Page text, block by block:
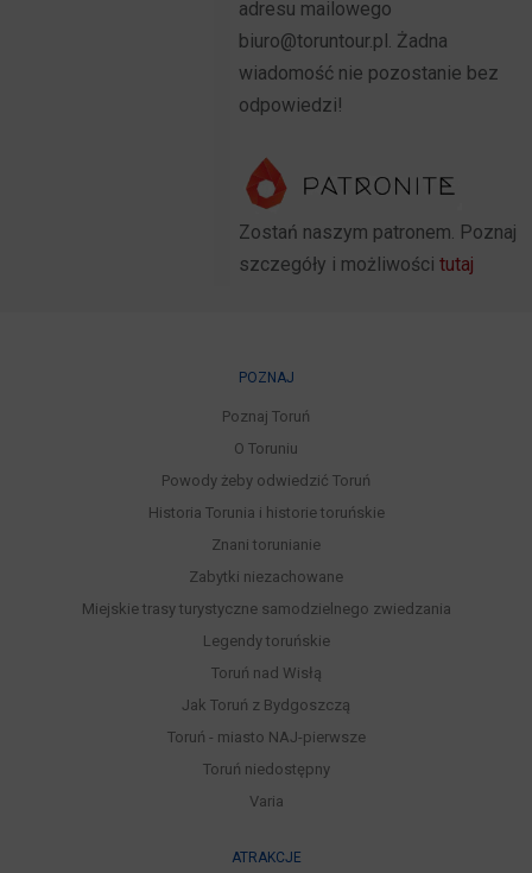
adresu mailowego
biuro@toruntour.pl. Żadna
wiadomość nie pozostanie bez
odpowiedzi!
Zostań naszym patronem. Poznaj
szczegóły i możliwości tutaj
POZNAJ
Poznaj Toruń
O Toruniu
Powody żeby odwiedzić Toruń
Historia Torunia i historie toruńskie
Znani torunianie
Zabytki niezachowane
Miejskie trasy turystyczne samodzielnego zwiedzania
Legendy toruńskie
Toruń nad Wisłą
Jak Toruń z Bydgoszczą
Toruń - miasto NAJ-pierwsze
Toruń niedostępny
Varia
ATRAKCJE